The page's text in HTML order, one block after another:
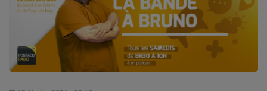
GRILLE DES PROGRAMMES
C'ÉTAIT QUOI CE TITRE ?
MÉDIAS